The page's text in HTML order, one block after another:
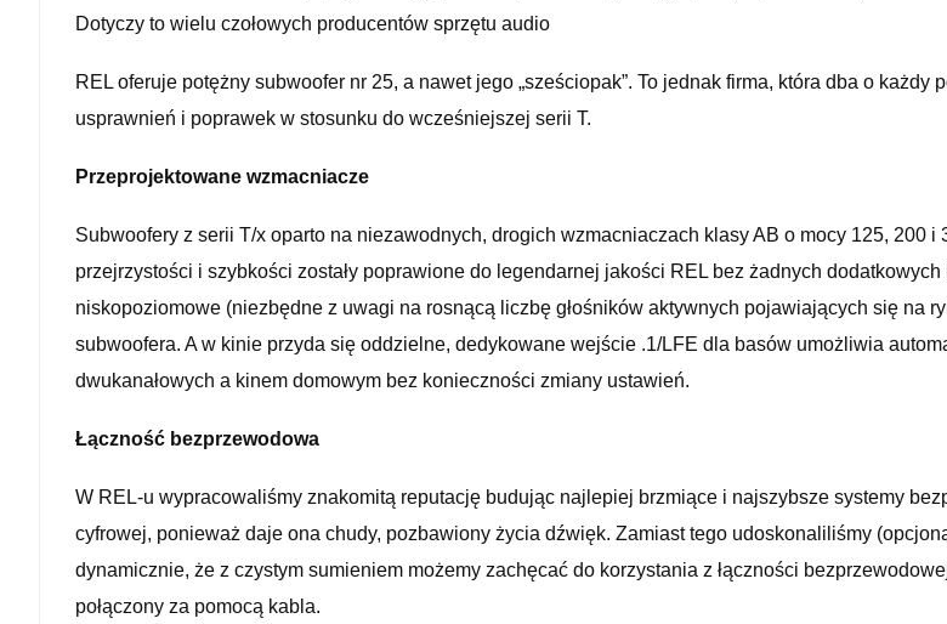
Dotyczy to wielu czołowych producentów sprzętu audio
REL oferuje potężny subwoofer nr 25, a nawet jego „sześciopak”. To jednak firma, która dba o
usprawnień i poprawek w stosunku do wcześniejszej serii T.
Przeprojektowane wzmacniacze
Subwoofery z serii T/x oparto na niezawodnych, drogich wzmacniaczach klasy AB o mocy 125, 200
przejrzystości i szybkości zostały poprawione do legendarnej jakości REL bez żadnych
niskopoziomowe (niezbędne z uwagi na rosnącą liczbę głośników aktywnych pojawiających się na
subwoofera. A w kinie przyda się oddzielne, dedykowane wejście .1/LFE dla basów umożliwia
dwukanałowych a kinem domowym bez konieczności zmiany ustawień.
Łączność bezprzewodowa
W REL-u wypracowaliśmy znakomitą reputację budując najlepiej brzmiące i najszybsze systemy
cyfrowej, ponieważ daje ona chudy, pozbawiony życia dźwięk. Zamiast tego udoskonaliliśmy
dynamicznie, że z czystym sumieniem możemy zachęcać do korzystania z łączności
połączony za pomocą kabla.